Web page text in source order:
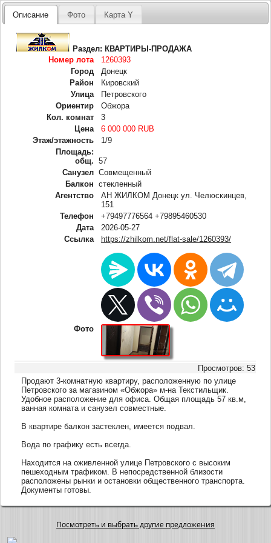
Описание Фото Карта Y
Раздел:КВАРТИРЫ-ПРОДАЖА
Номер лота
1260393
Город
Донецк
Район
Кировский
Улица
Петровского
Ориентир
Обжора
Кол. комнат
3
Цена
6 000 000 RUB
Этаж/этажность
1/9
Площадь:
общ.
57
Санузел Совмещенный
Балкон
стекленный
Агентство
АН ЖИЛКОМ Донецк ул. Челюскинцев,
151
Телефон
+79497776564 +79895460530
Дата
2026-05-27
Ссылка
https://zhilkom.net/flat-sale/1260393/
Фото
Просмотров: 53
Продают 3-комнатную квартиру, расположенную по улице
Петровского за магазином «Обжора» м-на Текстильщик.
Удобное расположение для офиса. Общая площадь 57 кв.м,
ванная комната и санузел совместные.
В квартире балкон застеклен, имеется подвал.
Вода по графику есть всегда.
Находится на оживленной улице Петровского с высоким
пешеходным трафиком. В непосредственной близости
расположены рынки и остановки общественного транспорта.
Документы готовы.
Посмотреть и выбрать другие предложения